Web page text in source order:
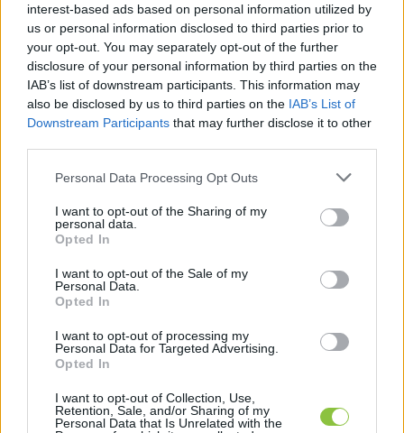
interest-based ads based on personal information utilized by
us or personal information disclosed to third parties prior to
your opt-out. You may separately opt-out of the further
disclosure of your personal information by third parties on the
IAB’s list of downstream participants. This information may
also be disclosed by us to third parties on the IAB’s List of
Downstream Participants that may further disclose it to other
Please note that this website/app uses one or more Google
not limited to your visit or usage behaviour. You may click to
grant or deny consent to Google and its third-party tags to
use your data for below specified purposes in below Google
consent section.
Personal Data Processing Opt Outs
I want to opt-out of the Sharing of my
personal data.
Opted In
I want to opt-out of the Sale of my
Personal Data.
Opted In
I want to opt-out of processing my
Personal Data for Targeted Advertising.
Opted In
I want to opt-out of Collection, Use,
Retention, Sale, and/or Sharing of my
Personal Data that Is Unrelated with the
További díjazottak:
A Schubert Gusztáv Filmörökség Díját Forgács
Péter filmtörténész-filmrestaurátor kapja az
audiovizuális örökség megőrzéséért végzett
több évtizedes munkájáért.
animációs film díját
kapja, rendező: Vácz Péter.
HIRDETÉS